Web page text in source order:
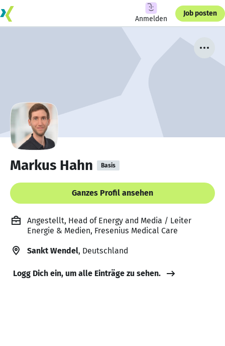
Anmelden
Job posten
Markus Hahn Basis
Ganzes Profil ansehen
Angestellt, Head of Energy and Media / Leiter
Energie & Medien, Fresenius Medical Care
Sankt Wendel, Deutschland
Logg Dich ein, um alle Einträge zu sehen.